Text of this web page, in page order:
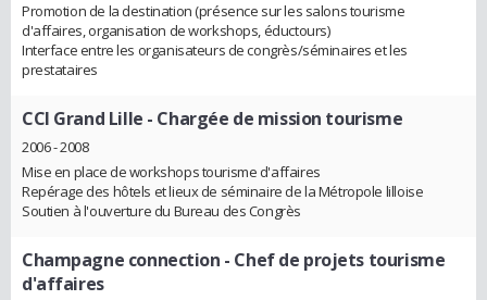
Promotion de la destination (présence sur les salons tourisme
d'affaires, organisation de workshops, éductours)
Interface entre les organisateurs de congrès/séminaires et les
prestataires
CCI Grand Lille - Chargée de mission tourisme
2006 - 2008
Mise en place de workshops tourisme d'affaires
Repérage des hôtels et lieux de séminaire de la Métropole lilloise
Soutien à l'ouverture du Bureau des Congrès
Champagne connection - Chef de projets tourisme
d'affaires